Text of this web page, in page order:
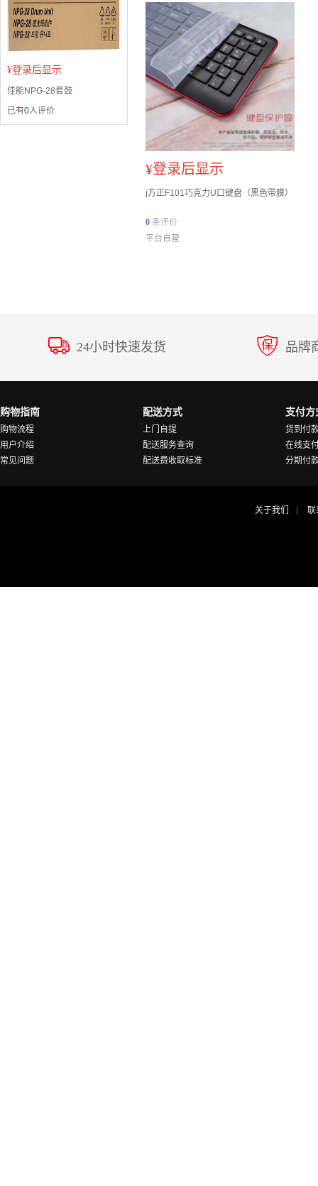
¥登录后显示
佳能NPG-28套鼓
已有0人评价
¥登录后显示
j方正F101巧克力U口键盘（黑色带膜）
0 条评价
平台自营
24小时快速发货 品牌
购物指南
购物流程
用户介绍
常见问题
配送方式
上门自提
配送服务查询
配送费收取标准
支付方
货到付
在线支
分期付
关于我们 联